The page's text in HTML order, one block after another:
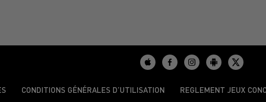
CONDITIONS GÉNÉRALES D’UTILISATION REGLEMENT JEUX